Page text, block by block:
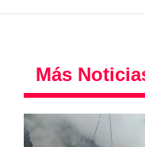
Más